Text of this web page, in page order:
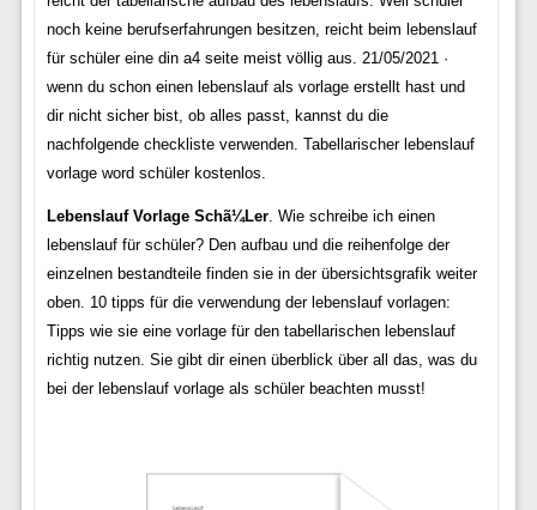
noch keine berufserfahrungen besitzen, reicht beim lebenslauf
für schüler eine din a4 seite meist völlig aus. 21/05/2021 ·
wenn du schon einen lebenslauf als vorlage erstellt hast und
dir nicht sicher bist, ob alles passt, kannst du die
nachfolgende checkliste verwenden. Tabellarischer lebenslauf
vorlage word schüler kostenlos.
Lebenslauf Vorlage Schã¼Ler. Wie schreibe ich einen
lebenslauf für schüler? Den aufbau und die reihenfolge der
einzelnen bestandteile finden sie in der übersichtsgrafik weiter
oben. 10 tipps für die verwendung der lebenslauf vorlagen:
Tipps wie sie eine vorlage für den tabellarischen lebenslauf
richtig nutzen. Sie gibt dir einen überblick über all das, was du
bei der lebenslauf vorlage als schüler beachten musst!